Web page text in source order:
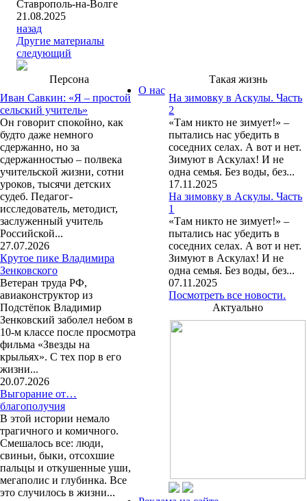
Ставрополь-на-Волге
21.08.2025
назад
Другие материалы
следующий
Персона
Иван Савкин: «Я – простой
сельский учитель»
Он говорит спокойно, как
будто даже немного
сдержанно, но за
сдержанностью – полвека
учительской жизни, сотни
уроков, тысячи детских
судеб. Педагог-
исследователь, методист,
заслуженный учитель
Российской...
27.07.2026
Крутое пике Владимира
Зенковского
Ветеран труда РФ,
авиаконструктор из
Подстёпок Владимир
Зенковский заболел небом в
10-м классе после просмотра
фильма «Звезды на
крыльях». С тех пор в его
жизни...
20.07.2026
Выгорание от…
благополучия
В этой истории немало
трагичного и комичного.
Смешалось все: люди,
свиньи, быки, отсохшие
пальцы и откушенные уши,
мегаполис и глубинка. Все
это случилось в жизни...
Такая жизнь
На зимовку в Аскулы. Часть
2
«Там никто не зимует!» –
пытались нас убедить в
соседних селах. А вот и нет.
Зимуют в Аскулах! И не
одна семья. Без воды, без...
17.11.2025
На зимовку в Аскулы. Часть
1
«Там никто не зимует!» –
пытались нас убедить в
соседних селах. А вот и нет.
Зимуют в Аскулах! И не
одна семья. Без воды, без...
07.11.2025
Посмотреть все новости.
Актуально
О нас